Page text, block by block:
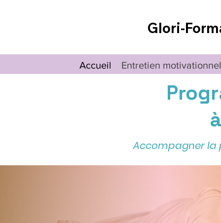
Glori-
Accueil Entretien motivationnel
Accompagner la